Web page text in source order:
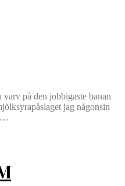
på den jobbigaste banan
jag någonsin